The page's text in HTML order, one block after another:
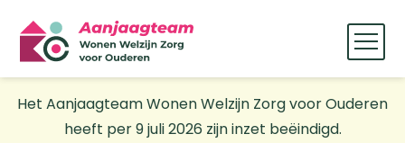
Het Aanjaagteam Wonen Welzijn Zorg voor Ouderen
heeft per 9 juli 2026 zijn inzet beëindigd.